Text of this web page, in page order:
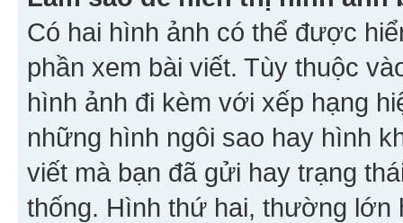
Có hai hình ảnh có thể được
phần xem bài viết. Tùy thuộc
hình ảnh đi kèm với xếp hạng
những hình ngôi sao hay hình
viết mà bạn đã gửi hay trạng
thống. Hình thứ hai, thường